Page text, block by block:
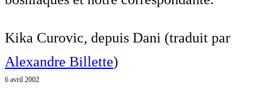
Kika Curovic, depuis Dani (traduit par
Alexandre Billette)
6 avril 2002